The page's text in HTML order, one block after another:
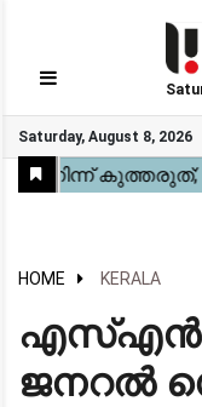
Saturday, August 8, 2026
GO
Home
Kerala
National
Gulf
World
Sports
Movies
Health
Automobile
Travel
Education
Novel
Business
Technology
Webstory
HOME KERALA
ജനറൽ